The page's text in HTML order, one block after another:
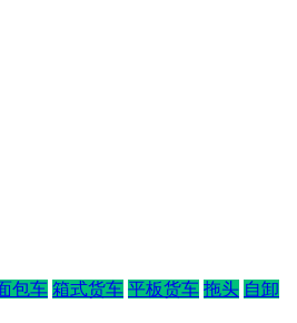
包车 箱式货车 平板货车 拖头 自卸